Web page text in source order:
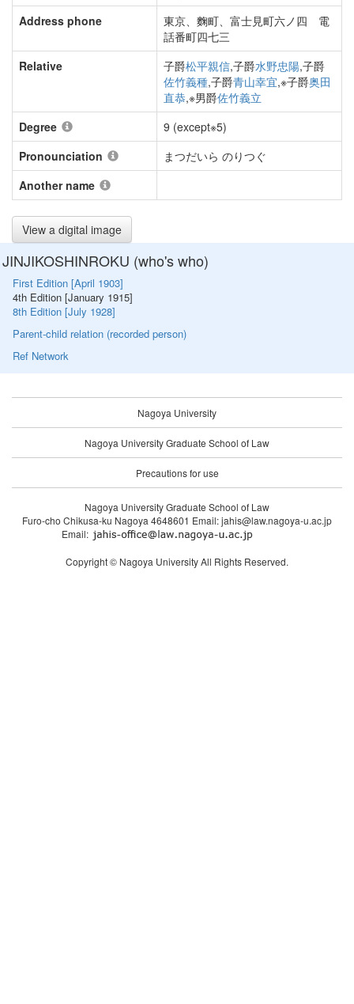
Address phone
東京、麴町、富士見町六ノ四 電
話番町四七三
Relative
子爵松平親信,子爵水野忠陽,子爵
佐竹義種,子爵青山幸宜,※子爵奥田
直恭,※男爵佐竹義立
Degree
9 (except※5)
Pronounciation
まつだいら のりつぐ
Another name
View a digital image
JINJIKOSHINROKU (who's who)
First Edition [April 1903]
4th Edition [January 1915]
8th Edition [July 1928]
Parent-child relation (recorded person)
Ref Network
Nagoya University
Nagoya University Graduate School of Law
Precautions for use
Nagoya University Graduate School of Law
Furo-cho Chikusa-ku Nagoya 4648601 Email: jahis@law.nagoya-u.ac.jp
Email:
Copyright © Nagoya University All Rights Reserved.